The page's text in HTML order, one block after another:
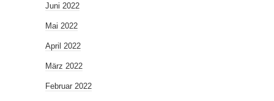
Juni 2022
Mai 2022
April 2022
März 2022
Februar 2022